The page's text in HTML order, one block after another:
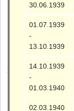
30.06.1939
01.07.1939
-
13.10.1939
14.10.1939
-
01.03.1940
02.03.1940